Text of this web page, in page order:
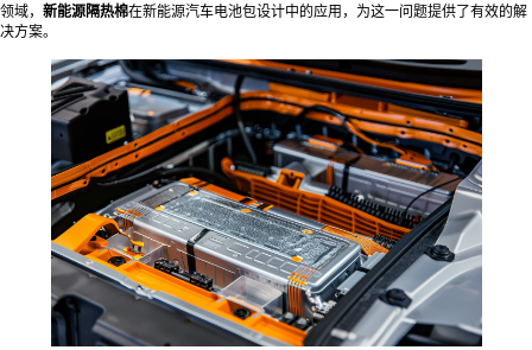
领域， 新能源隔热棉在新能源汽车电池包设计中的应用，为这一问题提供了有效的解
决方案。